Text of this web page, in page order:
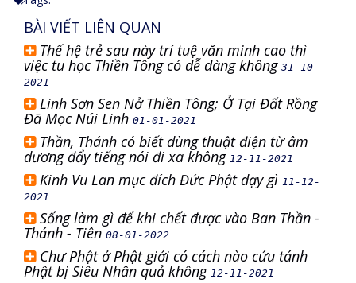
BÀI VIẾT LIÊN QUAN
Thế hệ trẻ sau này trí tuệ văn minh cao thì
việc tu học Thiền Tông có dễ dàng không 31-10-
2021
Linh Sơn Sen Nở Thiền Tông; Ở Tại Đất Rồng
Đã Mọc Núi Linh 01-01-2021
Thần, Thánh có biết dùng thuật điện từ âm
dương đẩy tiếng nói đi xa không 12-11-2021
Kinh Vu Lan mục đích Đức Phật dạy gì 11-12-
2021
Sống làm gì để khi chết được vào Ban Thần -
Thánh - Tiên08-01-2022
Chư Phật ở Phật giới có cách nào cứu tánh
Phật bị Siêu Nhân quả không 12-11-2021